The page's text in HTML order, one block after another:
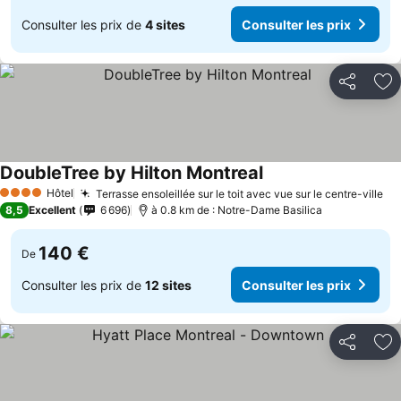
Consulter les prix de 4 sites Consulter les prix
Partager
4 Étoiles Hôtel Terrasse ensoleillée sur le toit avec vue sur le centre-ville
DoubleTree by Hilton Montreal
8,5 Excellent 6 696 à 0.8 km de : Notre-Dame Basilica
De 140 €
Consulter les prix de 12 sites Consulter les prix
Partager